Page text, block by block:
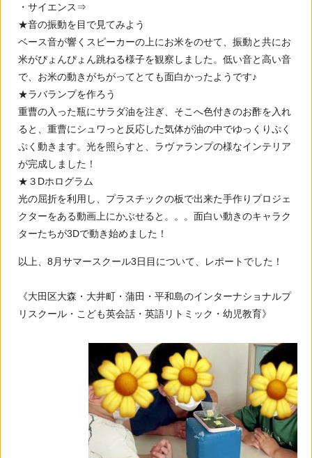
・サイエンス⇒
★音の振動を目で見てみよう
ベース音が響くスピーカーの上にお米をのせて、振動と共にお
米がぴょんぴょん跳ねる様子を観察しました。低い音と高い音
で、お米の動きがちがってとても面白かったようです♪
★ラバランプを作ろう
重曹の入った瓶にサラダ油を注ぎ、そこへ色付きのお酢を入れ
ると、重曹にシュワっと反応した気体が油の中でゆっくりぷく
ぷく動きます。光を照らすと、ラヴァランプの様なインテリア
が完成しました！
★３Dホログラム
光の屈折を利用し、プラスチックの板で出来た手作りプロジェ
クターをある動画上にかぶせると。。。面白い動きのキャラク
ターたちが3Dで動き始めました！
以上、8月サマースクール3日目について、レポートでした！
《大田区大森・大井町・蒲田・平和島のインターナショナルプ
リスクール・こども英会話・英語リトミック・幼児教育》